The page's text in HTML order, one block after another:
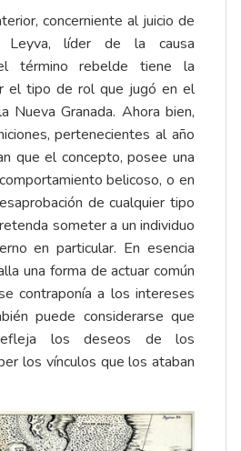
concerniente al juicio de
Leyva, líder de la causa
término rebelde tiene la
el tipo de rol que jugó en el
Nueva Granada. Ahora bien,
pertenecientes al año
que el concepto, posee una
belicoso, o en
de cualquier tipo
someter a un individuo
en particular. En esencia
una forma de actuar común
contraponía a los intereses
puede considerarse que
los deseos de los
los vínculos que los ataban